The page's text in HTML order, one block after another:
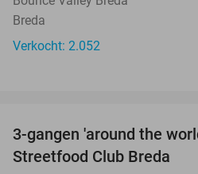
Breda
Verkocht: 2.052
3-gangen 'around the
Streetfood Club Breda